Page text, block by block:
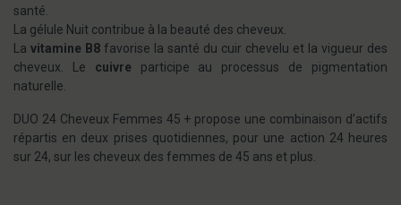
santé.
La gélule Nuit contribue à la beauté des cheveux.
La vitamine B8 favorise la santé du cuir chevelu et la vigueur des
cheveux. Le cuivreparticipe au processus de pigmentation
naturelle.
DUO 24 Cheveux Femmes 45 + propose une combinaison d’actifs
répartis en deux prises quotidiennes, pour une action 24 heures
sur 24, sur les cheveux des femmes de 45 ans et plus.